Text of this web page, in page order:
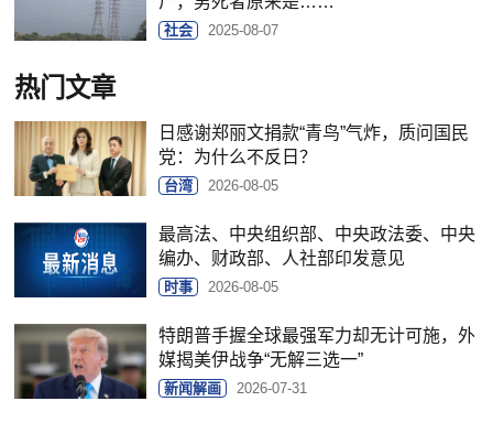
社会 2025-08-07
热门文章
日感谢郑丽文捐款“青鸟”气炸，质问国民
党：为什么不反日？
台湾 2026-08-05
最高法、中央组织部、中央政法委、中央
编办、财政部、人社部印发意见
时事 2026-08-05
特朗普手握全球最强军力却无计可施，外
媒揭美伊战争“无解三选一”
新闻解画 2026-07-31